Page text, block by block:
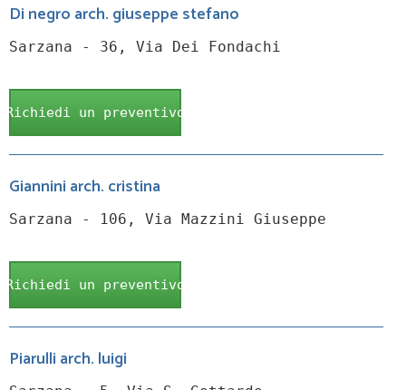
Di negro arch. giuseppe stefano
Sarzana - 36, Via Dei Fondachi
Richiedi un preventivo
Giannini arch. cristina
Sarzana - 106, Via Mazzini Giuseppe
Richiedi un preventivo
Piarulli arch. luigi